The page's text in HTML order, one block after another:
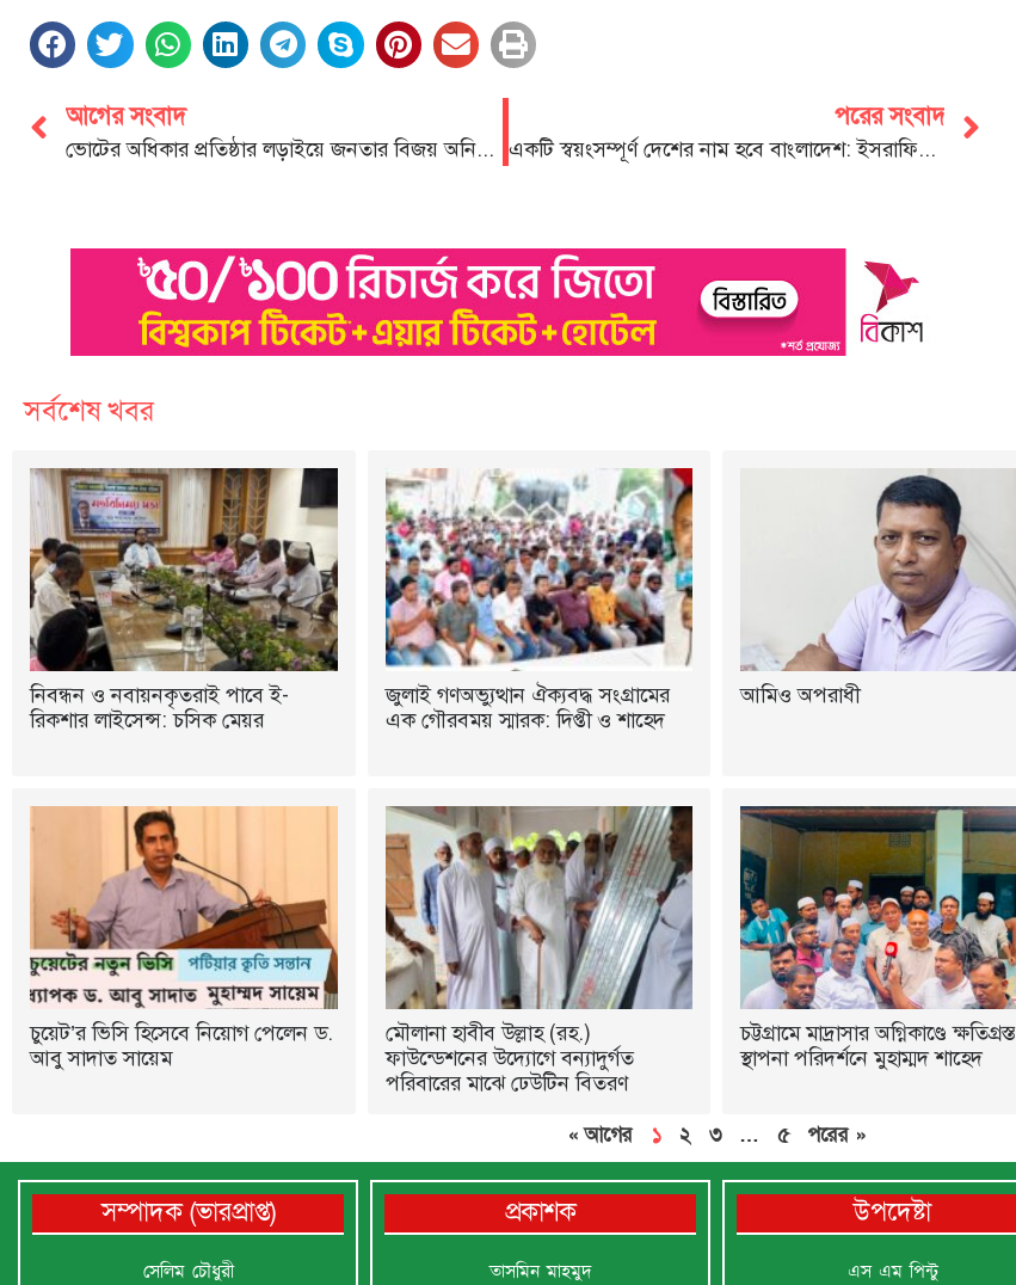
আগের সংবাদ
ভোটের অধিকার প্রতিষ্ঠার লড়াইয়ে জনতার বিজয় অনিবার্য: আবু সুফিয়ান
পরের সংবাদ
একটি স্বয়ংসম্পূর্ণ দেশের নাম হবে বাংলাদেশ: ইসরাফিল খসরু
সর্বশেষ খবর
নিবন্ধন ও নবায়নকৃতরাই পাবে ই-
রিকশার লাইসেন্স: চসিক মেয়র
জুলাই গণঅভ্যুত্থান ঐক্যবদ্ধ সংগ্রামের
এক গৌরবময় স্মারক: দিপ্তী ও শাহেদ
আমিও অপরাধী
চুয়েট’র ভিসি হিসেবে নিয়োগ পেলেন ড.
আবু সাদাত সায়েম
মৌলানা হাবীব উল্লাহ (রহ.)
ফাউন্ডেশনের উদ্যোগে বন্যাদুর্গত
পরিবারের মাঝে ঢেউটিন বিতরণ
চট্টগ্রামে মাদ্রাসার অগ্নিকাণ্ডে ক্ষতিগ্রস্ত
স্থাপনা পরিদর্শনে মুহাম্মদ শাহেদ
« আগের ১ ২ ৩ … ৫ পরের »
সম্পাদক (ভারপ্রাপ্ত)
সেলিম চৌধুরী
প্রকাশক
তাসমিন মাহমুদ
উপদেষ্টা
এস এম পিন্টু